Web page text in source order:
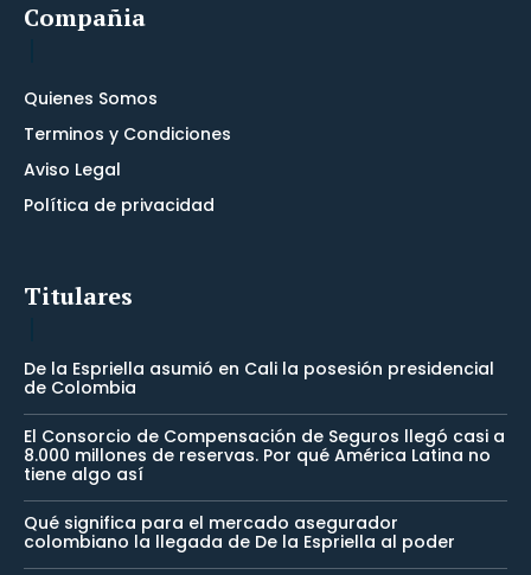
Compañia
Quienes Somos
Terminos y Condiciones
Aviso Legal
Política de privacidad
Titulares
De la Espriella asumió en Cali la posesión presidencial
de Colombia
El Consorcio de Compensación de Seguros llegó casi a
8.000 millones de reservas. Por qué América Latina no
tiene algo así
Qué significa para el mercado asegurador
colombiano la llegada de De la Espriella al poder